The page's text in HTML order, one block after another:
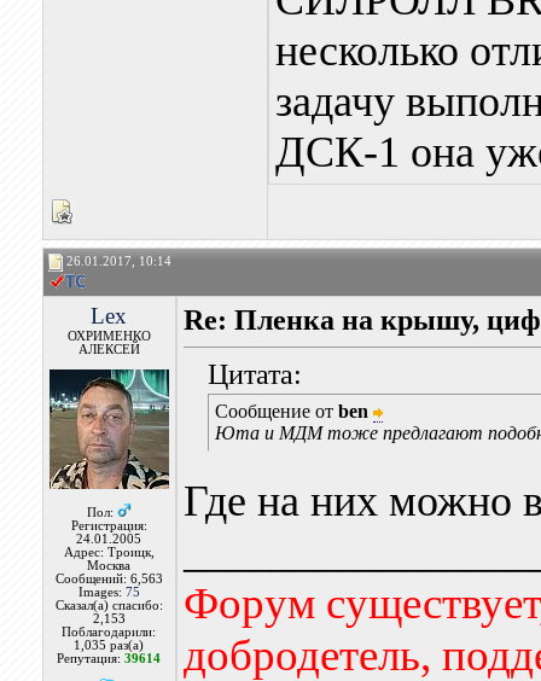
несколько
задачу
ДСК-1 она
26.01.2017, 10:14
Lex
ОХРИМЕНКО
АЛЕКСЕЙ
Пол:
Регистрация:
24.01.2005
Адрес: Троицк,
Москва
Сообщений: 6,563
Images: 75
Сказал(а) спасибо:
2,153
Поблагодарили:
1,035 раз(а)
Репутация:39614
Re: Пленка на крышу,
Цитата:
Сообщение от ben
Юта и МДМ тоже предлагают
Где на них можно
Форум
добродетель,